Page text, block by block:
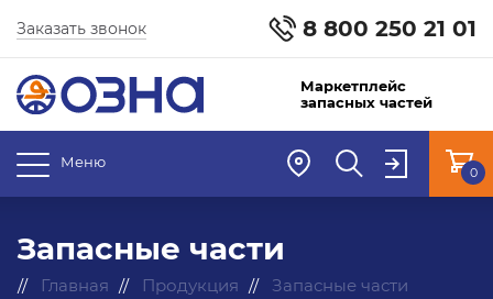
8 800 250 21 01
Заказать звонок
Маркетплейс
запасных частей
Меню
0
Запасные части
Главная Продукция
Запасные части